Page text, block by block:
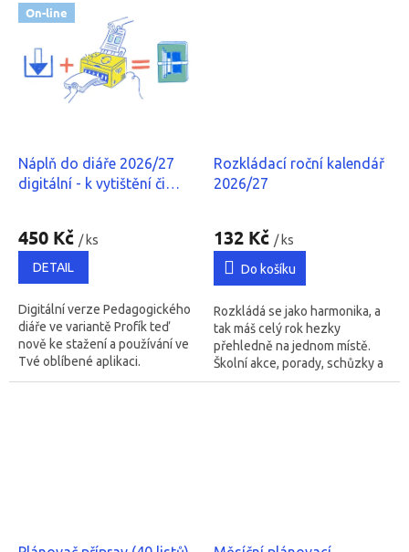
On-line
Náplň do diáře 2026/27
digitální - k vytištění či
450 Kč / ks
DETAIL
Digitální verze Pedagogického
diáře ve variantě Profík teď
nově ke stažení a používání ve
Tvé oblíbené aplikaci.
Odesíláme v přípravném týdnu
Rozkládací roční kalendář
2026/27
hodnocení
produktu
5
hvězdiček.
132 Kč / ks
Do košíku
Rozkládá se jako harmonika, a
tak máš celý rok hezky
přehledně na jednom místě.
Školní akce, porady, schůzky a
třeba i narozeniny hezky